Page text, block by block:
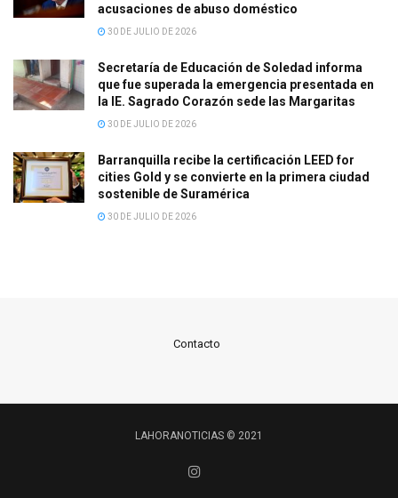
acusaciones de abuso doméstico
30 DE JULIO DE 2026
Secretaría de Educación de Soledad informa
que fue superada la emergencia presentada en
la IE. Sagrado Corazón sede las Margaritas
30 DE JULIO DE 2026
Barranquilla recibe la certificación LEED for
cities Gold y se convierte en la primera ciudad
sostenible de Suramérica
30 DE JULIO DE 2026
Contacto
LAHORANOTICIAS © 2021